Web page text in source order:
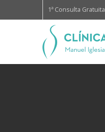
1ª Consulta Gratuita